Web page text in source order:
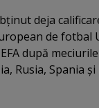
deja
de fotbal
după
Rusia, Spania